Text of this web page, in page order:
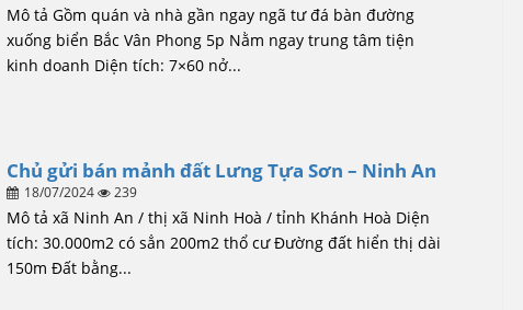
Mô tả Gồm quán và nhà gần ngay ngã tư đá bàn đường
xuống biển Bắc Vân Phong 5p Nằm ngay trung tâm tiện
kinh doanh Diện tích: 7×60 nở...
Chủ gửi bán mảnh đất Lưng Tựa Sơn – Ninh An
18/07/2024 239
Mô tả xã Ninh An / thị xã Ninh Hoà / tỉnh Khánh Hoà Diện
tích: 30.000m2 có sẳn 200m2 thổ cư Đường đất hiển thị dài
150m Đất bằng...